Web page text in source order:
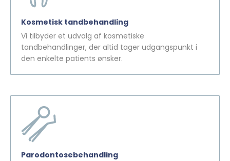
Kosmetisk tandbehandling
Vi tilbyder et udvalg af kosmetiske
tandbehandlinger, der altid tager udgangspunkt i
den enkelte patients ønsker.
Parodontosebehandling